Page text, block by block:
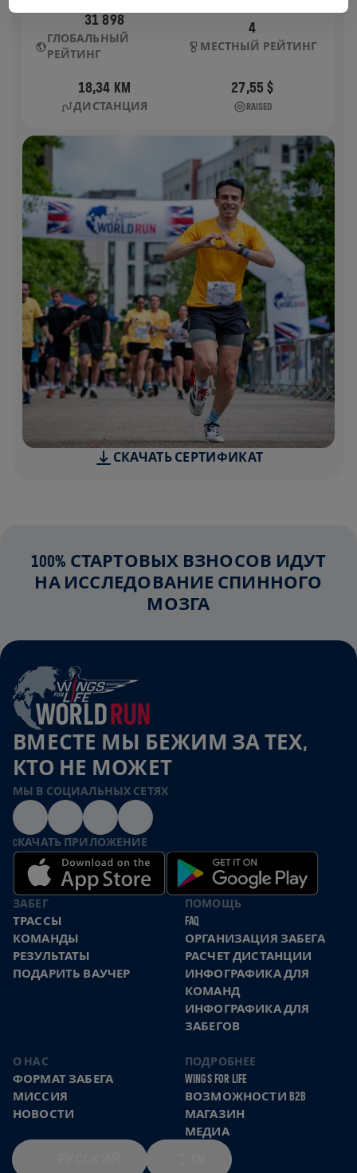
31 898
ГЛОБАЛЬНЫЙ
РЕЙТИНГ
4
МЕСТНЫЙ РЕЙТИНГ
18,34 KM
ДИСТАНЦИЯ
27,55 $
RAISED
СКАЧАТЬ СЕРТИФИКАТ
100% СТАРТОВЫХ ВЗНОСОВ ИДУТ
НА ИССЛЕДОВАНИЕ СПИННОГО
МОЗГА
ВМЕСТЕ МЫ БЕЖИМ ЗА ТЕХ,
КТО НЕ МОЖЕТ
МЫ В СОЦИАЛЬНЫХ СЕТЯХ
CКАЧАТЬ ПРИЛОЖЕНИЕ
ЗАБЕГ
ТРАССЫ
КОМАНДЫ
РЕЗУЛЬТАТЫ
ПОДАРИТЬ ВАУЧЕР
ПОМОЩЬ
FAQ
ОРГАНИЗАЦИЯ ЗАБЕГА
РАСЧЕТ ДИСТАНЦИИ
ИНФОГРАФИКА ДЛЯ
КОМАНД
ИНФОГРАФИКА ДЛЯ
ЗАБЕГОВ
О НАС
ФОРМАТ ЗАБЕГА
МИССИЯ
НОВОСТИ
ПОДРОБНЕЕ
WINGS FOR LIFE
ВОЗМОЖНОСТИ B2B
МАГАЗИН
МЕДИА